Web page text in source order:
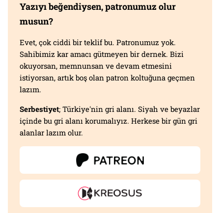
Yazıyı beğendiysen, patronumuz olur
musun?
Evet, çok ciddi bir teklif bu. Patronumuz yok.
Sahibimiz kar amacı gütmeyen bir dernek. Bizi
okuyorsan, memnunsan ve devam etmesini
istiyorsan, artık boş olan patron koltuğuna geçmen
lazım.
Serbestiyet; Türkiye'nin gri alanı. Siyah ve beyazlar
içinde bu gri alanı korumalıyız. Herkese bir gün gri
alanlar lazım olur.